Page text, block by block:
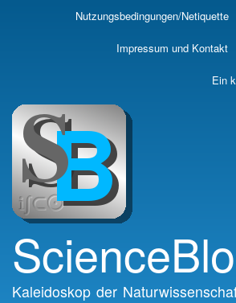
Skip
main
Nutzungsbedingungen/Netiquette
Impressum und Kontakt
Ein
Kaleidoskop der